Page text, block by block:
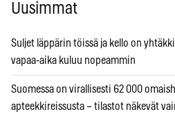
Uusimmat
Suljet läppärin töissä ja kello on
vapaa-aika kuluu nopeammin
Suomessa on virallisesti 62 000
apteekkireissusta – tilastot näkevät